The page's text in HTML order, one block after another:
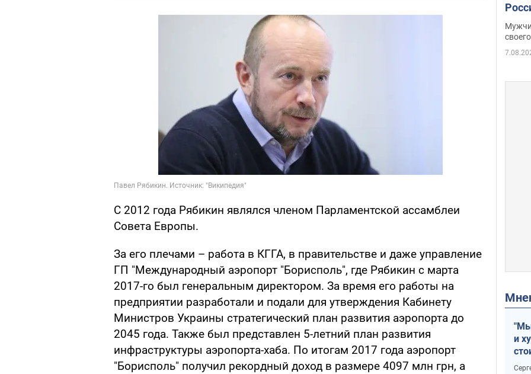
С 2012 года Рябикин являлся членом Парламентской ассамблеи
Совета Европы.
За его плечами – работа в КГГА, в правительстве и даже управление
ГП "Международный аэропорт "Борисполь", где Рябикин с марта
2017-го был генеральным директором. За время его работы на
предприятии разработали и подали для утверждения Кабинету
Министров Украины стратегический план развития аэропорта до
2045 года. Также был представлен 5-летний план развития
инфраструктуры аэропорта-хаба. По итогам 2017 года аэропорт
"Борисполь" получил рекордный доход в размере 4097 млн грн, а
Фото
и